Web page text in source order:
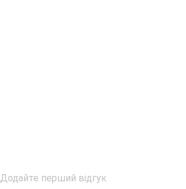
Додайте перший відгук